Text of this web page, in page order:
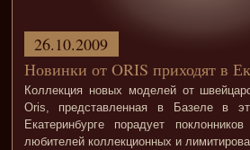
Новинки от ORIS приходят в
Коллекция новых моделей от
Oris, представленная в Базеле в
Екатеринбурге порадует
любителей коллекционных и
26.10.2009